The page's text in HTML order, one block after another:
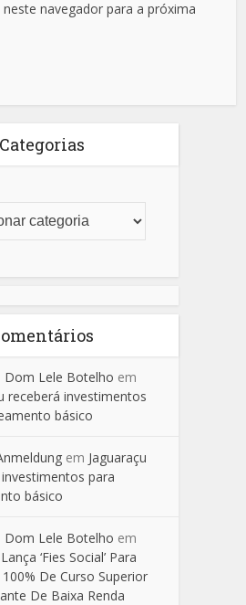
navegador para a próxima
Categorias
Dom Lele Botelho em
receberá investimentos
básico
em Jaguaraçu
para
básico
Dom Lele Botelho em
‘Fies Social’ Para
De Curso Superior
De Baixa Renda